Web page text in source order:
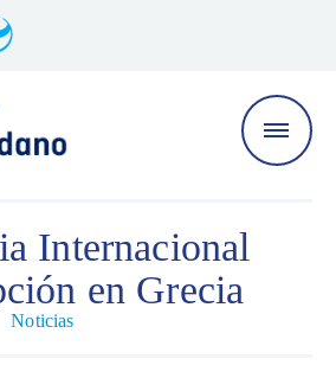
Internacional
en Grecia
Noticias